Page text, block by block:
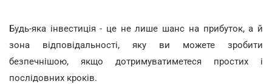
Будь-яка інвестиція - це не лише шанс на прибуток, а й
зона відповідальності, яку ви можете зробити
безпечнішою, якщо дотримуватиметеся простих і
послідовних кроків.